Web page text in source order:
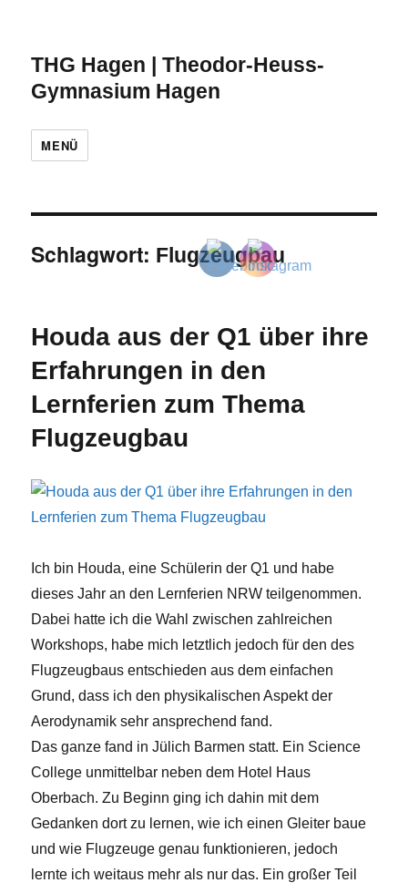
THG Hagen | Theodor-Heuss-
Gymnasium Hagen
MENÜ
Schlagwort: Flugzeugbau
Houda aus der Q1 über ihre
Erfahrungen in den
Lernferien zum Thema
Flugzeugbau
Ich bin Houda, eine Schülerin der Q1 und habe
dieses Jahr an den Lernferien NRW teilgenommen.
Dabei hatte ich die Wahl zwischen zahlreichen
Workshops, habe mich letztlich jedoch für den des
Flugzeugbaus entschieden aus dem einfachen
Grund, dass ich den physikalischen Aspekt der
Aerodynamik sehr ansprechend fand.
Das ganze fand in Jülich Barmen statt. Ein Science
College unmittelbar neben dem Hotel Haus
Oberbach. Zu Beginn ging ich dahin mit dem
Gedanken dort zu lernen, wie ich einen Gleiter baue
und wie Flugzeuge genau funktionieren, jedoch
lernte ich weitaus mehr als nur das. Ein großer Teil